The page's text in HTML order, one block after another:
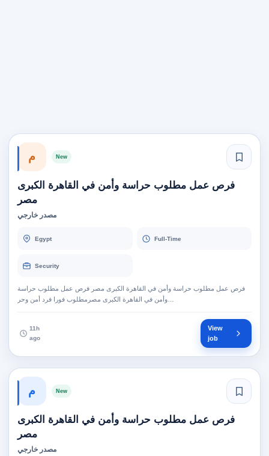
م New
فرص عمل مطلوب حراسة وأمن في القاهرة الكبرى
مصر
مصدر خارجي
Egypt Full-Time
Security
فرص عمل مطلوب حراسة وأمن في القاهرة الكبرى مصر فرص عمل مطلوب حراسة
11h
ago
View
job
م New
فرص عمل مطلوب حراسة وأمن في القاهرة الكبرى
مصر
مصدر خارجي